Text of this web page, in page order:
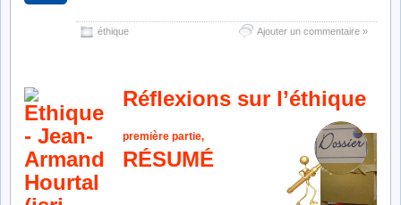
éthique Ajouter un commentaire »
Réflexions sur l’éthique
première partie,
RÉSUMÉ